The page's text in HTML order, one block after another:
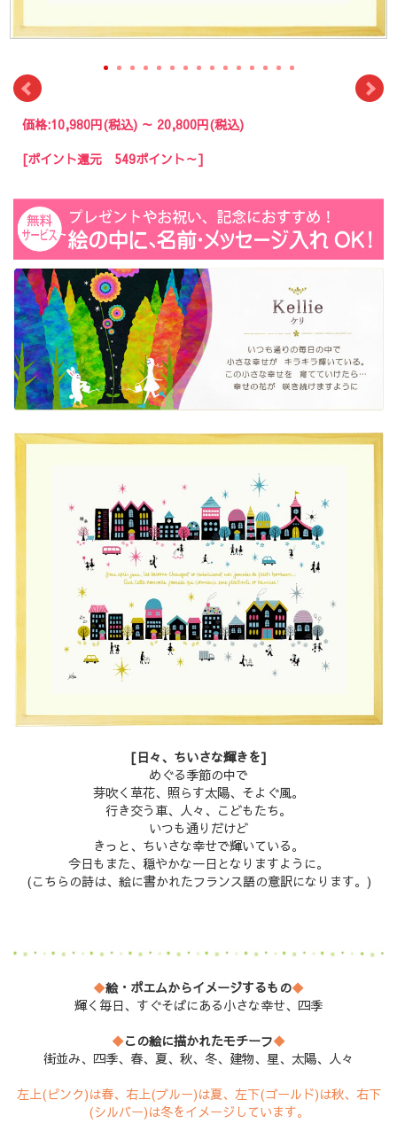
価格:10,980円(税込) ～ 20,800円(税込)
[ポイント還元 549ポイント～]
[日々、ちいさな輝きを]
めぐる季節の中で
芽吹く草花、照らす太陽、そよぐ風。
行き交う車、人々、こどもたち。
いつも通りだけど
きっと、ちいさな幸せで輝いている。
今日もまた、穏やかな一日となりますように。
(こちらの詩は、絵に書かれたフランス語の意訳になります。)
◆絵・ポエムからイメージするもの◆
輝く毎日、すぐそばにある小さな幸せ、四季
◆この絵に描かれたモチーフ◆
街並み、四季、春、夏、秋、冬、建物、星、太陽、人々
左上(ピンク)は春、右上(ブルー)は夏、左下(ゴールド)は秋、右下
(シルバー)は冬をイメージしています。